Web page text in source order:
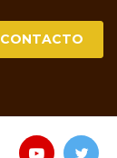
CONTACTO